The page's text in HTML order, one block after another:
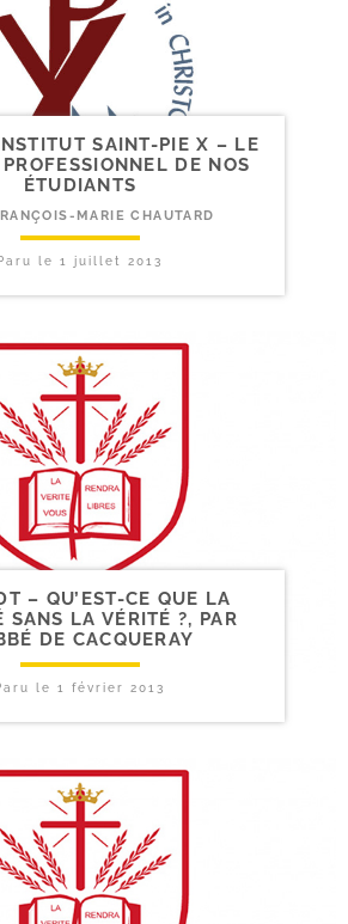
SAINT-​PIE X – LE
DE NOS
ÉTUDIANTS
MARIE CHAUTARD
Paru le1 juillet 2013
– QU’EST-​CE QUE LA
SANS LA VÉRITÉ ?, PAR
DE CACQUERAY
le1 février 2013